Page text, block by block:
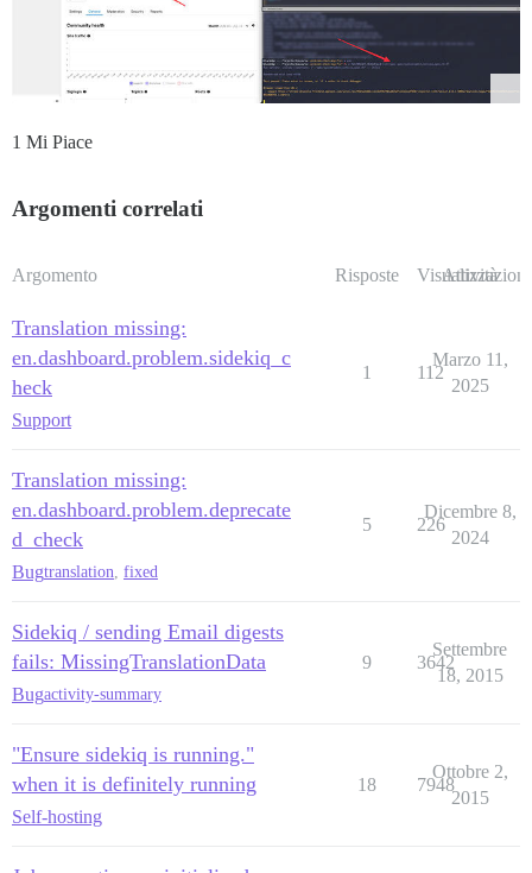
1 Mi Piace
Argomenti correlati
Argomento Risposte Visualizzazioni
Attività
Translation missing:
en.dashboard.problem.sidekiq_c
heck
Support
1 112
Marzo 11,
2025
Translation missing:
en.dashboard.problem.deprecate
d_check
Bugtranslation, fixed
5 226
Dicembre 8,
2024
Sidekiq / sending Email digests
fails: MissingTranslationData
Bugactivity-summary
9 3642
Settembre
18, 2015
"Ensure sidekiq is running."
when it is definitely running
Self-hosting
18 7948
Ottobre 2,
2015